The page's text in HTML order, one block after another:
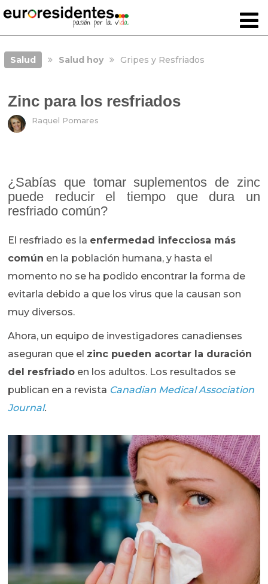
Salud Salud hoy Gripes y Resfriados
Zinc para los resfriados
Raquel Pomares
¿Sabías que tomar suplementos de zinc
puede reducir el tiempo que dura un
resfriado común?
El resfriado es la enfermedad infecciosa más
común en la población humana, y hasta el
momento no se ha podido encontrar la forma de
evitarla debido a que los virus que la causan son
muy diversos.
Ahora, un equipo de investigadores canadienses
aseguran que el zinc pueden acortar la duración
del resfriado en los adultos. Los resultados se
publican en a revista Canadian Medical Association
Journal.